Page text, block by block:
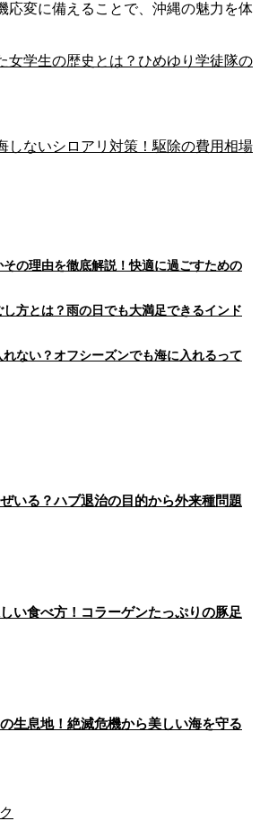
応変に備えることで、沖縄の魅力を体
女学生の歴史とは？ひめゆり学徒隊の
しないシロアリ対策！駆除の費用相場
の理由を徹底解説！快適に過ごすための
方とは？雨の日でも大満足できるインド
ない？オフシーズンでも海に入れるって
いる？ハブ退治の目的から外来種問題
い食べ方！コラーゲンたっぷりの豚足
生息地！絶滅危機から美しい海を守る